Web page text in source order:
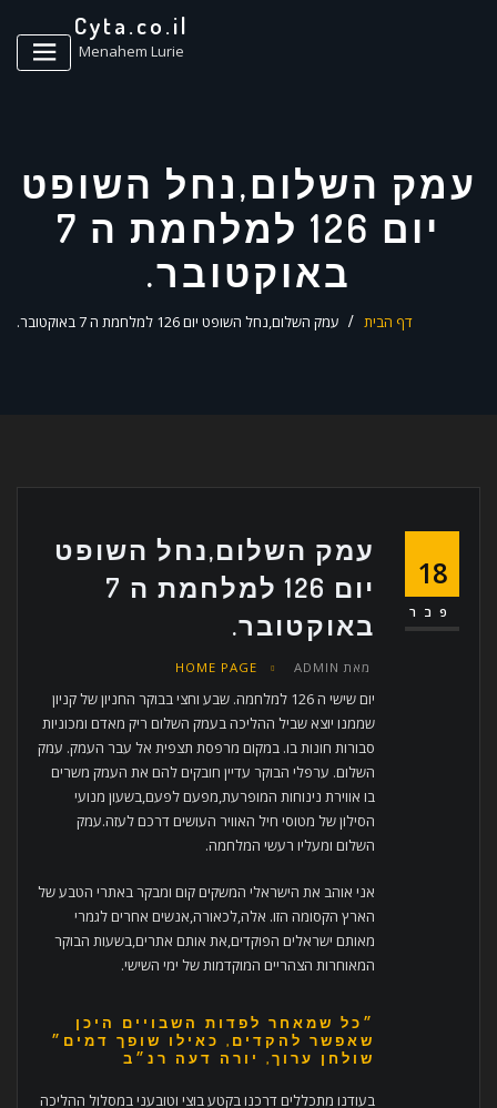
Cyta.co.il
Menahem Lurie
עמק השלום,נחל השופט
יום 126 למלחמת ה 7
באוקטובר.
דף הבית עמק השלום,נחל השופט יום 126 למלחמת ה 7 באוקטובר.
18
פבר
עמק השלום,נחל השופט
יום 126 למלחמת ה 7
באוקטובר.
מאת ADMIN
HOME PAGE
יום שישי ה 126 למלחמה. שבע וחצי בבוקר החניון של קניון
שממנו יוצא שביל ההליכה בעמק השלום ריק מאדם ומכוניות
סבורות חונות בו. במקום מרפסת תצפית אל עבר העמק. עמק
השלום. ערפלי הבוקר עדיין חובקים להם את העמק משרים
בו אווירת נינוחות המופרעת,מפעם לפעם,בשעון מנועי
הסילון של מטוסי חיל האוויר העושים דרכם לעזה.עמק
השלום ומעליו רעשי המלחמה.
אני אוהב את הישראלי המשקים קום ומבקר באתרי הטבע של
הארץ הקסומה הזו. אלה,לכאורה,אנשים אחרים לגמרי
מאותם ישראלים הפוקדים,את אותם אתרים,בשעות הבוקר
המאוחרות הצהריים המוקדמות של ימי השישי.
״כל שמאחר לפדות השבויים היכן
שאפשר להקדים, כאילו שופך דמים״
שולחן ערוך, יורה דעה רנ״ב
בעודנו מתכללים דרכנו בקטע בוצי וטובעני במסלול ההליכה